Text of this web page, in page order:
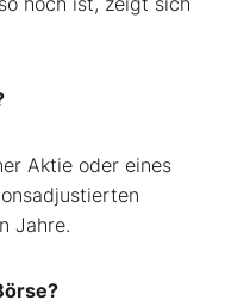
Aktie oder eines
Jahre.